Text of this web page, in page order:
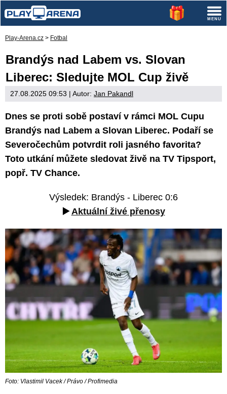
Play-Arena.cz > Fotbal
Brandýs nad Labem vs. Slovan
Liberec: Sledujte MOL Cup živě
27.08.2025 09:53 | Autor: Jan Pakandl
Dnes se proti sobě postaví v rámci MOL Cupu
Brandýs nad Labem a Slovan Liberec. Podaří se
Severočechům potvrdit roli jasného favorita?
Toto utkání můžete sledovat živě na TV Tipsport,
popř. TV Chance.
Výsledek: Brandýs - Liberec 0:6
▶️Aktuální živé přenosy
Foto: Vlastimil Vacek / Právo / Profimedia